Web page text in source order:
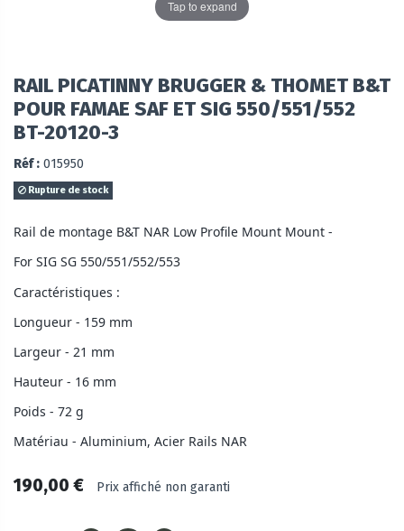
Tap to expand
RAIL PICATINNY BRUGGER & THOMET B&T
POUR FAMAE SAF ET SIG 550/551/552
BT-20120-3
Réf : 015950
Rupture de stock
Rail de montage B&T NAR Low Profile Mount Mount -
For SIG SG 550/551/552/553
Caractéristiques :
Longueur - 159 mm
Largeur - 21 mm
Hauteur - 16 mm
Poids - 72 g
Matériau - Aluminium, Acier Rails NAR
190,00 € Prix affiché non garanti